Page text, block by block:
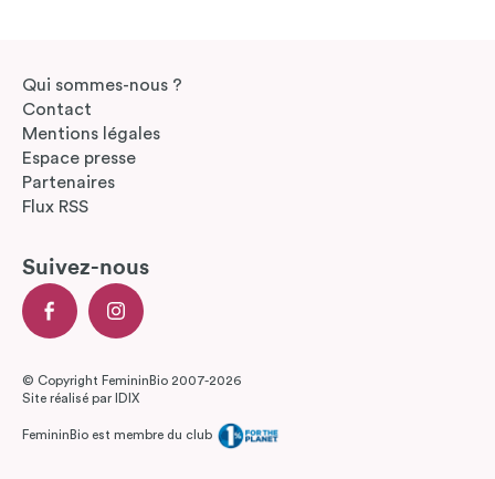
Qui sommes-nous ?
Contact
Mentions légales
Espace presse
Partenaires
Flux RSS
Suivez-nous
© Copyright FemininBio 2007-2026
Site réalisé par
IDIX
FemininBio est membre du club